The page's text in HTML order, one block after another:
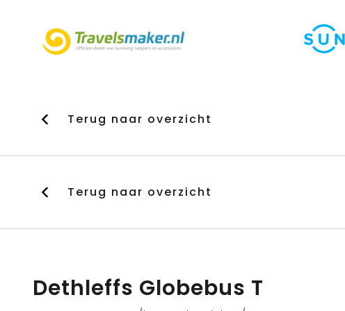
Terug naar overzicht
Terug naar overzicht
Dethleffs Globebus T